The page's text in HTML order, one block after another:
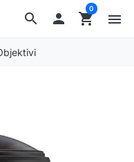
search  shopping_cart
0
menu